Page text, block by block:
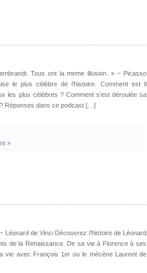
Tous ont la meme illusion. » ~ Picasso
le plus célèbre de l’histoire. Comment est il
les plus célèbres ? Comment s’est déroulée sa
Réponses dans ce podcast […]
»
Léonard de Vinci Découvrez l’histoire de Léonard
de la Renaissance. De sa vie à Florence à ses
vie avec François 1er ou le mécène Laurent de